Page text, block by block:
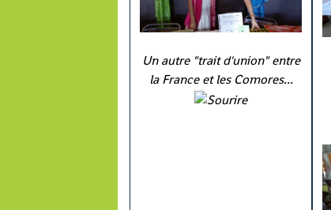
Un autre "trait d'union" entre
la France et les Comores...